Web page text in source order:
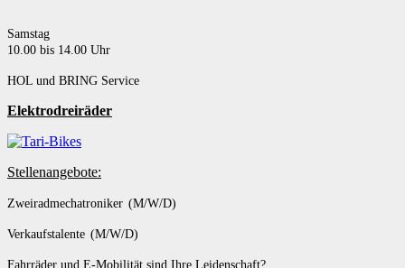
Samstag
10.00 bis 14.00 Uhr
HOL und BRING Service
Elektrodreiräder
Stellenangebote:
Zweiradmechatroniker (M/W/D)
Verkaufstalente (M/W/D)
Fahrräder und E-Mobilität sind Ihre Leidenschaft?